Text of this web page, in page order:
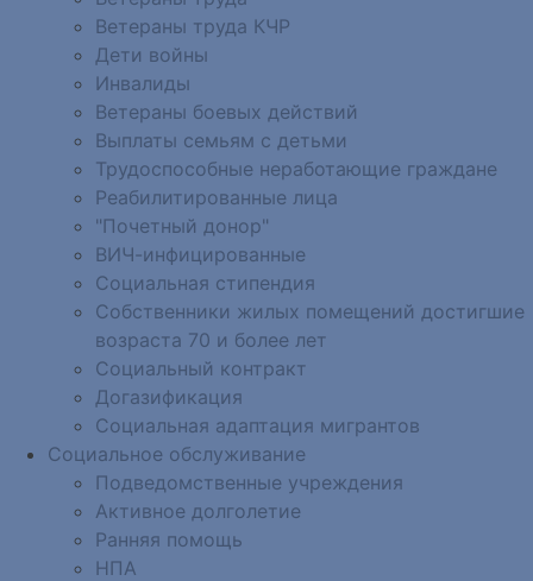
Ветераны труда КЧР
Дети войны
Инвалиды
Ветераны боевых действий
Выплаты семьям с детьми
Трудоспособные неработающие граждане
Реабилитированные лица
"Почетный донор"
ВИЧ-инфицированные
Социальная стипендия
Собственники жилых помещений достигшие
возраста 70 и более лет
Социальный контракт
Догазификация
Социальная адаптация мигрантов
Социальное обслуживание
Подведомственные учреждения
Активное долголетие
Ранняя помощь
НПА